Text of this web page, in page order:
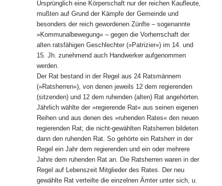
Ursprünglich eine Körperschaft nur der reichen Kaufleute,
mußten auf Grund der Kämpfe der Gemeinde und
besonders der reich gewordenen Zünfte – sogenannte
»Kommunalbewegung« – gegen die Vorherrschaft der
alten ratsfähigen Geschlechter (»Patrizier«) im 14. und
15. Jh. zunehmend auch Handwerker aufgenommen
werden.
Der Rat bestand in der Regel aus 24 Ratsmännern
(»Ratsherren«), von denen jeweils 12 dem regierenden
(sitzenden) und 12 dem ruhenden (alten) Rat angehörten.
Jährlich wählte der »regierende Rat« aus seinen eigenen
Reihen und aus denen des »ruhenden Rates« den neuen
regierenden Rat; die nicht-gewählten Ratsherren bildeten
dann den ruhenden Rat. So gehörte ein Ratsherr in der
Regel ein Jahr dem regierenden und ein oder mehrere
Jahre dem ruhenden Rat an. Die Ratsherren waren in der
Regel auf Lebenszeit Mitglieder des Rates. Der neu
gewählte Rat verteilte die einzelnen Ämter unter sich, u.